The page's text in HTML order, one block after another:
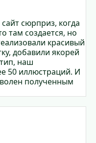
сюрприз, когда
там создается, но
красивый
добавили якорей
наш
50 иллюстраций. И
полученным